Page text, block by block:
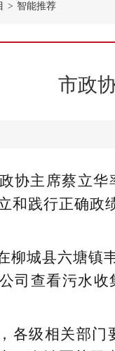
> 智能推荐
市政
协主席蔡立
和践行正确政
柳城县六塘镇
司查看污水
各级相关部